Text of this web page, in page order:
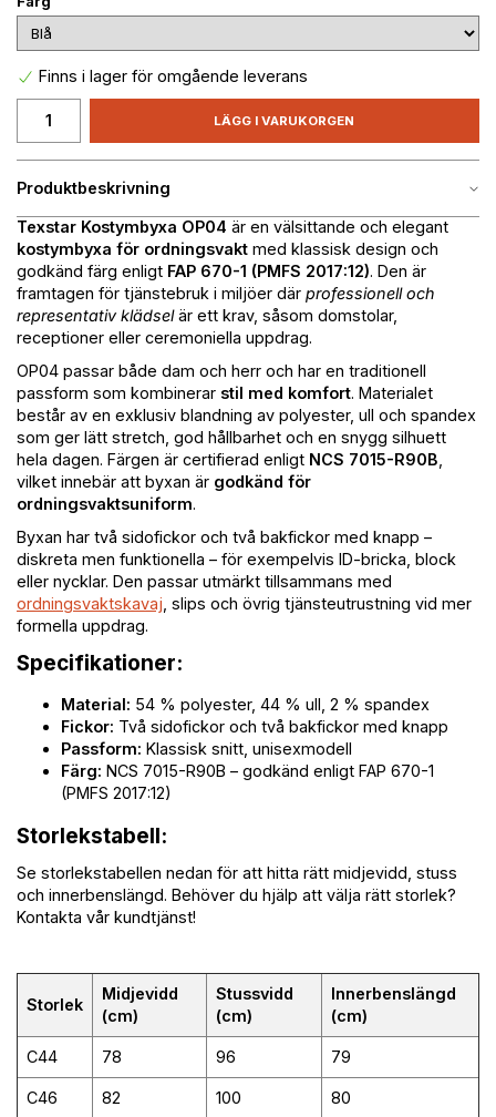
Finns i lager för omgående leverans
LÄGG I VARUKORGEN
Produktbeskrivning
Texstar Kostymbyxa OP04 är en välsittande och elegant
kostymbyxa för ordningsvakt med klassisk design och
godkänd färg enligt FAP 670-1 (PMFS 2017:12). Den är
framtagen för tjänstebruk i miljöer där professionell och
representativ klädselär ett krav, såsom domstolar,
receptioner eller ceremoniella uppdrag.
OP04 passar både dam och herr och har en traditionell
passform som kombinerar stil med komfort. Materialet
består av en exklusiv blandning av polyester, ull och spandex
som ger lätt stretch, god hållbarhet och en snygg silhuett
hela dagen. Färgen är certifierad enligt NCS 7015-R90B
vilket innebär att byxan är godkänd för
ordningsvaktsuniform.
Byxan har två sidofickor och två bakfickor med knapp –
diskreta men funktionella – för exempelvis ID-bricka, block
eller nycklar. Den passar utmärkt tillsammans med
ordningsvaktskavaj , slips och övrig tjänsteutrustning vid mer
formella uppdrag.
Specifikationer:
Material: 54 % polyester, 44 % ull, 2 % spandex
Fickor: Två sidofickor och två bakfickor med knapp
Passform: Klassisk snitt, unisexmodell
Färg: NCS 7015-R90B – godkänd enligt FAP 670-1
(PMFS 2017:12)
Storlekstabell:
Se storlekstabellen nedan för att hitta rätt midjevidd, stuss
och innerbenslängd. Behöver du hjälp att välja rätt storlek?
Kontakta vår kundtjänst!
Storlek
Midjevidd
(cm)
Stussvidd
(cm)
Innerbenslängd
(cm)
C44 78 96 79
C46 82 100 80